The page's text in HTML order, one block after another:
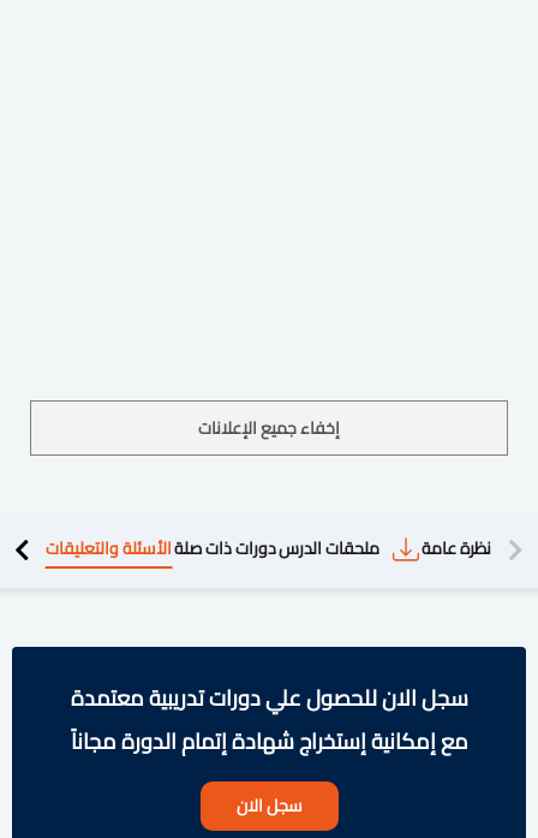
إخفاء جميع الإعلانات
نظرة عامة ملحقات الدرسدورات ذات صلةالأسئلة والتعليقات
سجل الان للحصول علي دورات تدريبية معتمدة
مع إمكانية إستخراج شهادة إتمام الدورة مجاناً
سجل الان